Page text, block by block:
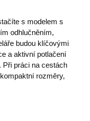
s modelem s
odhlučněním,
budou klíčovými
a aktivní potlačení
. Při práci na cestách
rozměry,